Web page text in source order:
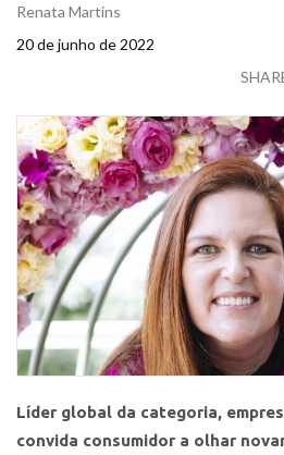
Renata Martins
20 de junho de 2022
Líder global da categoria,
convida consumidor a olhar